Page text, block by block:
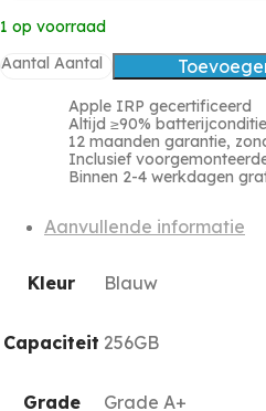
1 op voorraad
Aantal Aantal
Apple IRP gecertificeerd
Altijd ≥90% batterijconditie
12 maanden garantie,
Inclusief
Binnen 2-4 werkdagen
Aanvullende informatie
Kleur Blauw
Capaciteit 256GB
Grade Grade A+